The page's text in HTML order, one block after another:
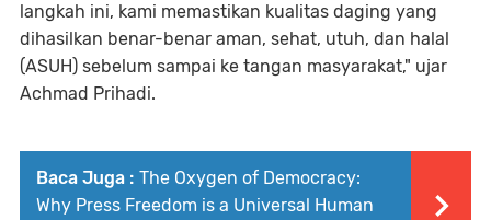
langkah ini, kami memastikan kualitas daging yang
dihasilkan benar-benar aman, sehat, utuh, dan halal
(ASUH) sebelum sampai ke tangan masyarakat," ujar
Achmad Prihadi.
Baca Juga : The Oxygen of Democracy:
Why Press Freedom is a Universal Human